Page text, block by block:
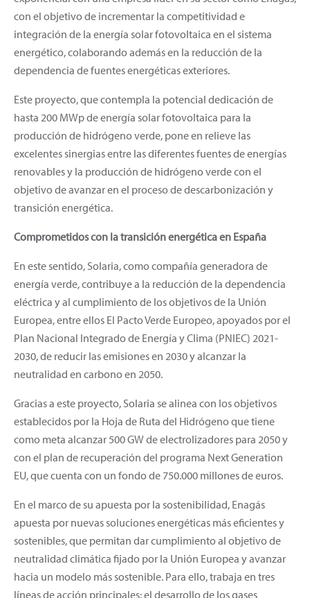
con el objetivo de incrementar la competitividad e
integración de la energía solar fotovoltaica en el sistema
energético, colaborando además en la reducción de la
dependencia de fuentes energéticas exteriores.
Este proyecto, que contempla la potencial dedicación de
hasta 200 MWp de energía solar fotovoltaica para la
producción de hidrógeno verde, pone en relieve las
excelentes sinergias entre las diferentes fuentes de energías
renovables y la producción de hidrógeno verde con el
objetivo de avanzar en el proceso de descarbonización y
transición energética.
Comprometidos con la transición energética en España
En este sentido, Solaria, como compañía generadora de
energía verde, contribuye a la reducción de la dependencia
eléctrica y al cumplimiento de los objetivos de la Unión
Europea, entre ellos El Pacto Verde Europeo, apoyados por el
Plan Nacional Integrado de Energía y Clima (PNIEC) 2021-
2030, de reducir las emisiones en 2030 y alcanzar la
neutralidad en carbono en 2050.
Gracias a este proyecto, Solaria se alinea con los objetivos
establecidos por la Hoja de Ruta del Hidrógeno que tiene
como meta alcanzar 500 GW de electrolizadores para 2050 y
con el plan de recuperación del programa Next Generation
EU, que cuenta con un fondo de 750.000 millones de euros.
En el marco de su apuesta por la sostenibilidad, Enagás
apuesta por nuevas soluciones energéticas más eficientes y
sostenibles, que permitan dar cumplimiento al objetivo de
neutralidad climática fijado por la Unión Europea y avanzar
hacia un modelo más sostenible. Para ello, trabaja en tres
líneas de acción principales: el desarrollo de los gases